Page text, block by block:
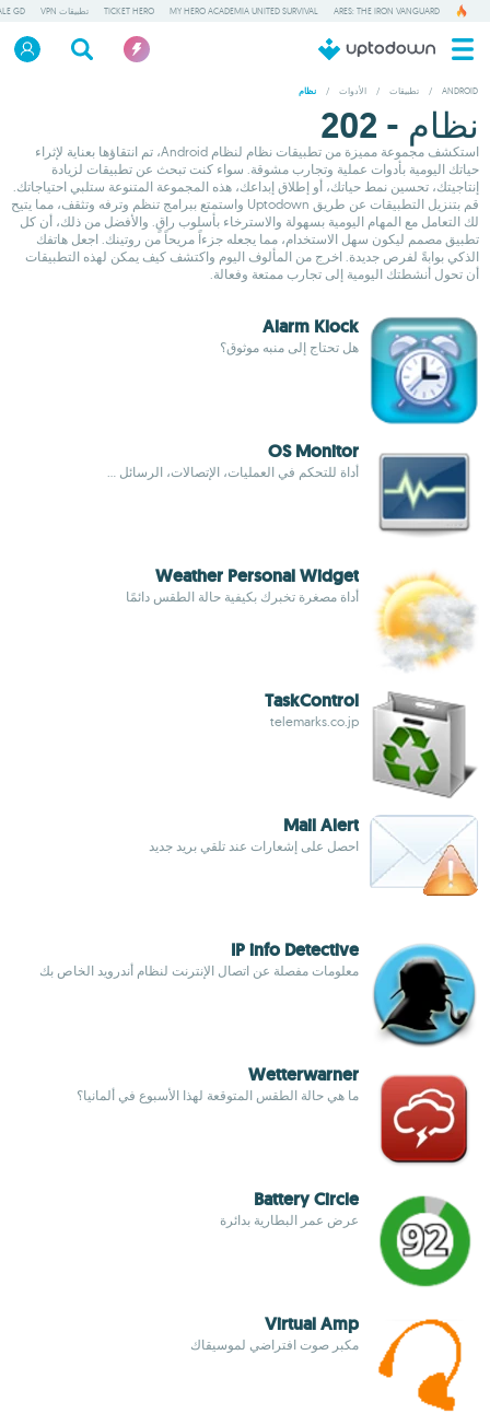
ARES: THE IRON VANGUARD
MY HERO ACADEMIA UNITED SURVIVAL
TICKET HERO تطبيقات VPN GD
ANDROID
/ تطبيقات / الأدوات / نظام
نظام - 202
استكشف مجموعة مميزة من تطبيقات نظام لنظام Android، تم انتقاؤها بعناية لإثراء
حياتك اليومية بأدوات عملية وتجارب مشوقة. سواء كنت تبحث عن تطبيقات لزيادة
إنتاجيتك، تحسين نمط حياتك، أو إطلاق إبداعك، هذه المجموعة المتنوعة ستلبي احتياجاتك.
قم بتنزيل التطبيقات عن طريق Uptodown واستمتع ببرامج تنظم وترفه وتثقف، مما يتيح
لك التعامل مع المهام اليومية بسهولة والاسترخاء بأسلوب راقٍ. والأفضل من ذلك، أن كل
تطبيق مصمم ليكون سهل الاستخدام، مما يجعله جزءاً مريحاً من روتينك. اجعل هاتفك
الذكي بوابةً لفرص جديدة. اخرج من المألوف اليوم واكتشف كيف يمكن لهذه التطبيقات
أن تحول أنشطتك اليومية إلى تجارب ممتعة وفعالة.
Alarm Klock
هل تحتاج إلى منبه موثوق؟
OS Monitor
أداة للتحكم في العمليات، الإتصالات، الرسائل ...
Weather Personal Widget
أداة مصغرة تخبرك بكيفية حالة الطقس دائمًا
TaskControl
telemarks.co.jp
Mail Alert
احصل على إشعارات عند تلقي بريد جديد
IP info Detective
معلومات مفصلة عن اتصال الإنترنت لنظام أندرويد الخاص بك
Wetterwarner
ما هي حالة الطقس المتوقعة لهذا الأسبوع في ألمانيا؟
Battery Circle
عرض عمر البطارية بدائرة
Virtual Amp
مكبر صوت افتراضي لموسيقاك